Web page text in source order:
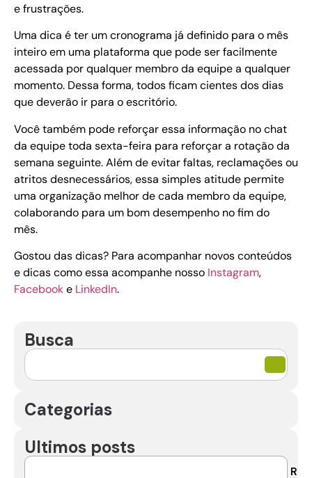
e frustrações.
Uma dica é ter um cronograma já definido para o mês
inteiro em uma plataforma que pode ser facilmente
acessada por qualquer membro da equipe a qualquer
momento. Dessa forma, todos ficam cientes dos dias
que deverão ir para o escritório.
Você também pode reforçar essa informação no chat
da equipe toda sexta-feira para reforçar a rotação da
semana seguinte. Além de evitar faltas, reclamações ou
atritos desnecessários, essa simples atitude permite
uma organização melhor de cada membro da equipe,
colaborando para um bom desempenho no fim do
mês.
Gostou das dicas? Para acompanhar novos conteúdos
e dicas como essa acompanhe nosso Instagram,
Facebooke LinkedIn.
Busca
Categorias
Ultimos posts
R